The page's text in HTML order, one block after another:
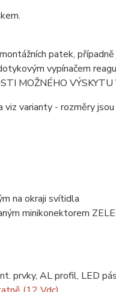
patek,
vypínačem
MOŽNÉHO
varianty - rozměry
na okraji svítidla
minikonektorem
prvky, AL profil, LED